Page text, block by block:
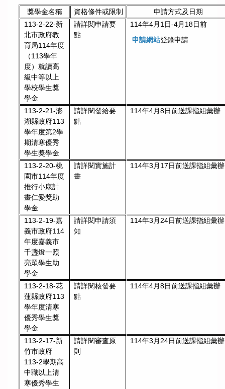
獎學金名稱 資格條件或限制
申請方式及日期
113-2-22-新
北市政府教
育局114年度
（113學年
度）就讀高
級中等以上
學校學生獎
學金
請詳閱申請要
點
114年4月1日-4月18日前
申請網站登錄申請
113-2-21-澎
湖縣政府113
學年度第2學
期清寒優秀
學生獎學金
請詳閱發給要
點
114年4月8日前送課指組彙辦
113-2-20-桃
園市114年度
推行小康計
畫仁愛獎助
學金
請詳閱實施計
畫
114年3月17日前送課指組彙辦
113-2-19-嘉
義市政府114
年度嘉義市
千盞燈一照
亮眾學生助
學金
請詳閱申請須
知
114年3月24日前送課指組彙辦
113-2-18-花
蓮縣政府113
學年度清寒
優秀學生獎
學金
請詳閱核發要
點
114年4月8日前送課指組彙辦
113-2-17-新
竹市政府
113-2學期高
中職以上清
寒優秀學生
請詳閱審查原
則
114年3月24日前送課指組彙辦